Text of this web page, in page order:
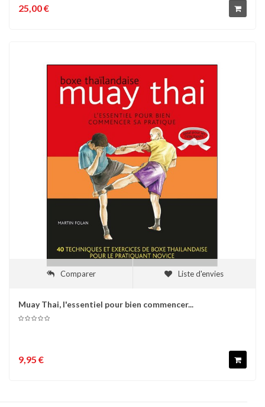
25,00 €
Comparer Liste d'envies
Muay Thai, l'essentiel pour bien commencer...
9,95 €